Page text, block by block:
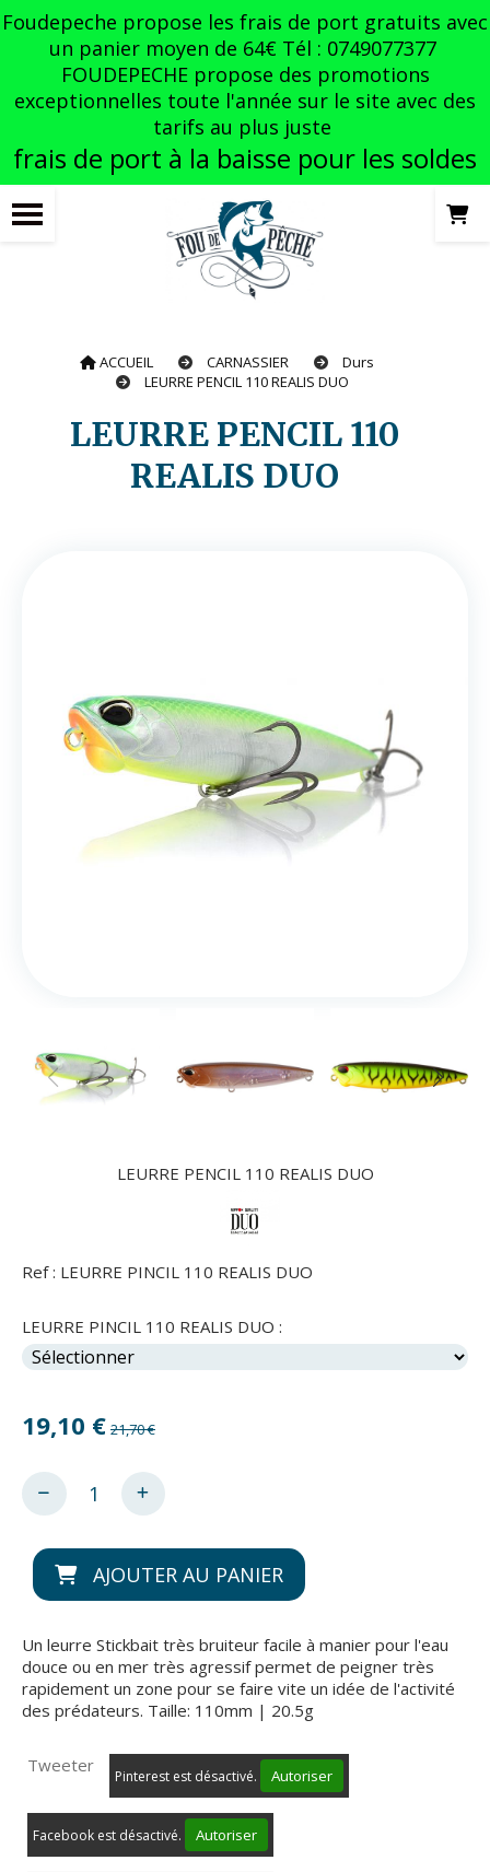
Foudepeche propose les frais de port gratuits avec
un panier moyen de 64€ Tél : 0749077377
FOUDEPECHE propose des promotions
exceptionnelles toute l'année sur le site avec des
tarifs au plus juste
frais de port à la baisse pour les soldes
ACCUEIL CARNASSIER
Durs
LEURRE PENCIL 110 REALIS DUO
LEURRE PENCIL 110
REALIS DUO
LEURRE PENCIL 110 REALIS DUO
Ref : LEURRE PINCIL 110 REALIS DUO
LEURRE PINCIL 110 REALIS DUO :
19,10 € 21,70 €
AJOUTER AU PANIER
Un leurre Stickbait très bruiteur facile à manier pour l'eau
douce ou en mer très agressif permet de peigner très
rapidement un zone pour se faire vite un idée de l'activité
des prédateurs. Taille: 110mm | 20.5g
Tweeter
Pinterest est désactivé. Autoriser
Facebook est désactivé. Autoriser